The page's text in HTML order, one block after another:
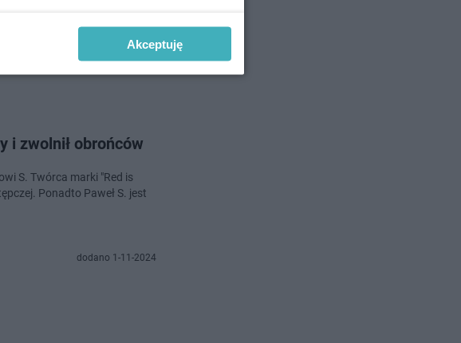
i zwolnił obrońców
S. Twórca marki "Red is
Ponadto Paweł S. jest
dodano 1-11-2024
Akceptuję